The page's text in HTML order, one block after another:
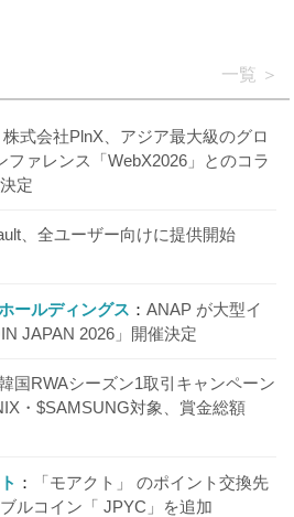
一覧
株式会社PlnX、アジア最大級のグロ
ファレンス「WebX2026」とのコラ
定
、全ユーザー向けに提供開始
ールディングス
ANAP が大型イ
JAPAN 2026」開催決定
国RWAシーズン1取引キャンペーン
・$SAMSUNG対象、賞金総額
「モアクト」 のポイント交換先
ルコイン「 JPYC」を追加